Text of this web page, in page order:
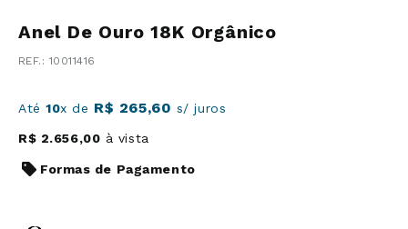
Anel De Ouro 18K Orgânico
: 10011416
Até10x de R$ 265,60 s/ juros
R$ 2.656,00 à vista
Formas de Pagamento
6º
Argola
7º
Pingente
9º
Casamento
10 º Corrente